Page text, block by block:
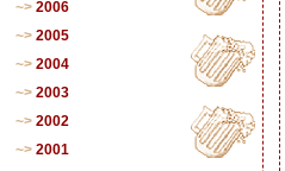
2006
2005
2004
2003
2002
2001